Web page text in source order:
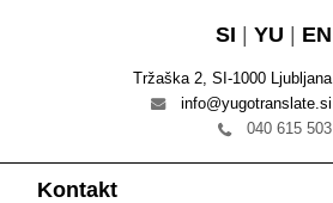
SI YU EN
Tržaška 2, SI-1000 Ljubljana
info@yugotranslate.si
040 615 503
Kontakt